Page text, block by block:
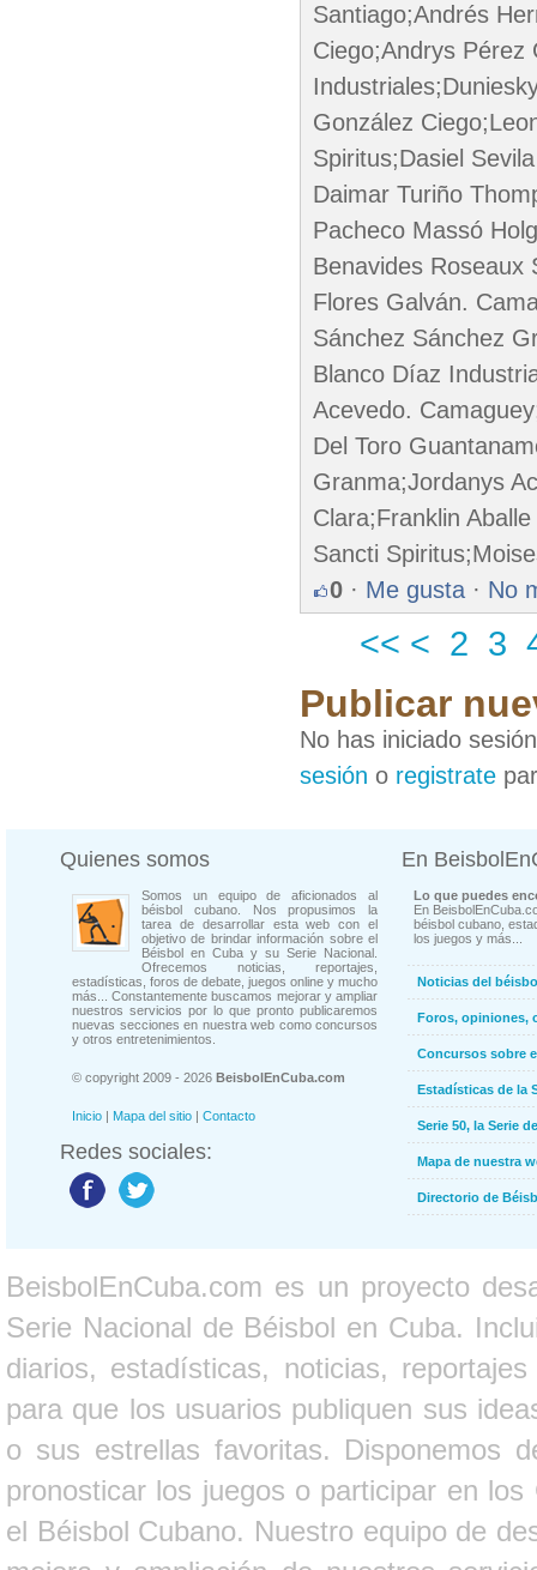
Santiago;Andrés
Ciego;Andrys Pérez
González
Spiritus;Dasiel
Daimar Turiño
Pacheco Massó
Benavides Roseaux
Flores Galván.
Sánchez Sánchez
Blanco Díaz
Acevedo.
Del Toro
Granma;Jordanys
Clara;Franklin
Sancti
0 · Me gusta · No
<< < 2 3
Publicar
No has iniciado
sesión o registrate
Quienes somos
Somos un equipo de aficionados al
béisbol cubano. Nos propusimos la
tarea de desarrollar esta web con el
objetivo de brindar información sobre el
Béisbol en Cuba y su Serie Nacional.
Ofrecemos noticias, reportajes,
estadísticas, foros de debate, juegos online y mucho
más... Constantemente buscamos mejorar y ampliar
nuestros servicios por lo que pronto publicaremos
nuevas secciones en nuestra web como concursos
y otros entretenimientos.
© copyright 2009 - 2026 BeisbolEnCuba.com
Inicio | Mapa del sitio | Contacto
Redes sociales:
En
Lo que puedes
En
béisbol cubano,
los juegos y más...
Noticias del
Foros, opiniones,
Concursos sobre
Estadísticas de la
Serie 50, la Serie
Mapa de nuestra
Directorio de
BeisbolEnCuba.com es un proyecto
Serie Nacional de Béisbol en Cuba.
diarios, estadísticas, noticias,
para que los usuarios publiquen sus
o sus estrellas favoritas. Disponemos
pronosticar los juegos o participar en
el Béisbol Cubano. Nuestro equipo de